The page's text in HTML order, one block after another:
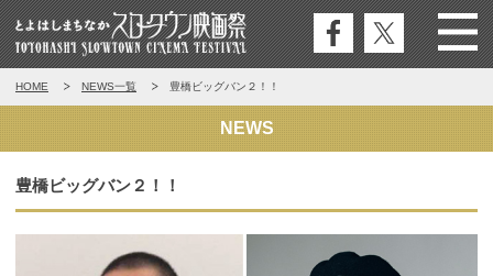
とよはしまちなかスロータウン映
画祭
Menu
公式
公式
HOME NEWS一覧 豊橋ビッグバン２！！
NEWS
豊橋ビッグバン２！！